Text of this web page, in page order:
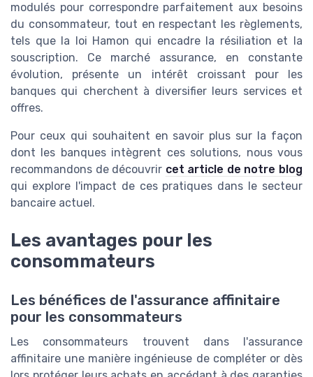
modulés pour correspondre parfaitement aux besoins
du consommateur, tout en respectant les règlements,
tels que la loi Hamon qui encadre la résiliation et la
souscription. Ce marché assurance, en constante
évolution, présente un intérêt croissant pour les
banques qui cherchent à diversifier leurs services et
offres.
Pour ceux qui souhaitent en savoir plus sur la façon
dont les banques intègrent ces solutions, nous vous
recommandons de découvrir cet article de notre blog
qui explore l'impact de ces pratiques dans le secteur
bancaire actuel.
Les avantages pour les
consommateurs
Les bénéfices de l'assurance affinitaire
pour les consommateurs
Les consommateurs trouvent dans l'assurance
affinitaire une manière ingénieuse de compléter or dès